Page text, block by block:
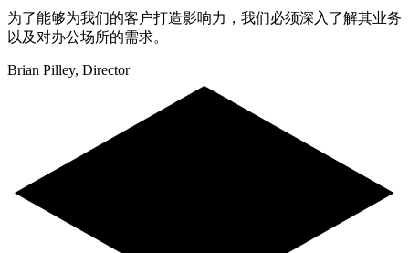
为了能够为我们的客户打造影响力，我们必须深入了解其业务
以及对办公场所的需求。
Brian Pilley, Director